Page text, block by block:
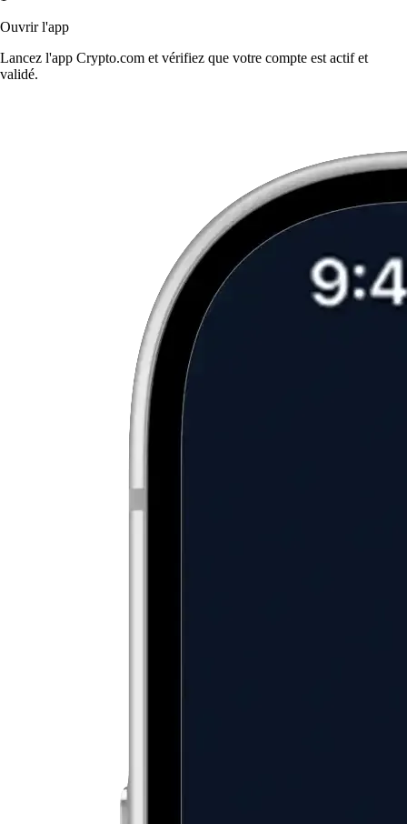
Ouvrir l'app
Lancez l'app Crypto.com et vérifiez que votre compte est actif et
validé.